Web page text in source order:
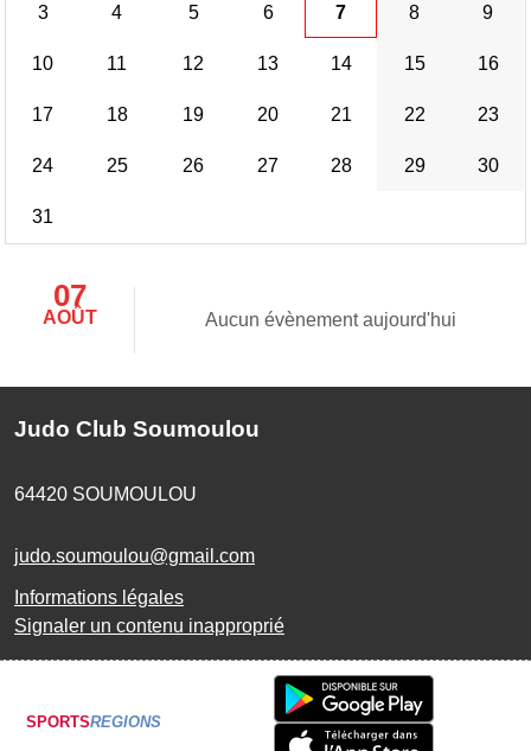
3 4 5 6 7 8 9
10 11 12 13 14 15 16
17 18 19 20 21 22 23
24 25 26 27 28 29 30
31
07
AOÛT Aucun évènement aujourd'hui
Judo Club Soumoulou
64420 SOUMOULOU
judo.soumoulou@gmail.com
Informations légales
Signaler un contenu inapproprié
SPORTSREGIONS